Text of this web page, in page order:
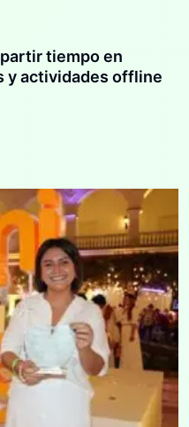
tiempo en
y actividades offline